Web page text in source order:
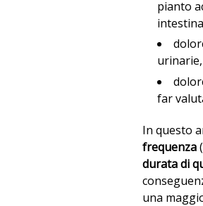
pianto
far
In questo
frequenza
durata di
una